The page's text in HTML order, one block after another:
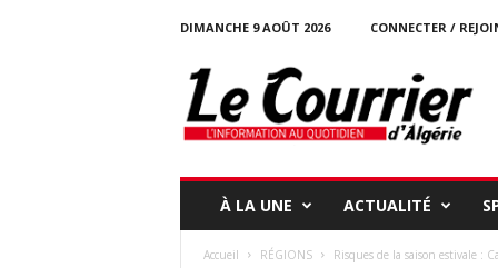
DIMANCHE 9 AOÛT 2026
CONNECTER /
o
u
À LA UNE ACTUALITÉ
Accueil RÉGIONS Risques de la saison estivale :